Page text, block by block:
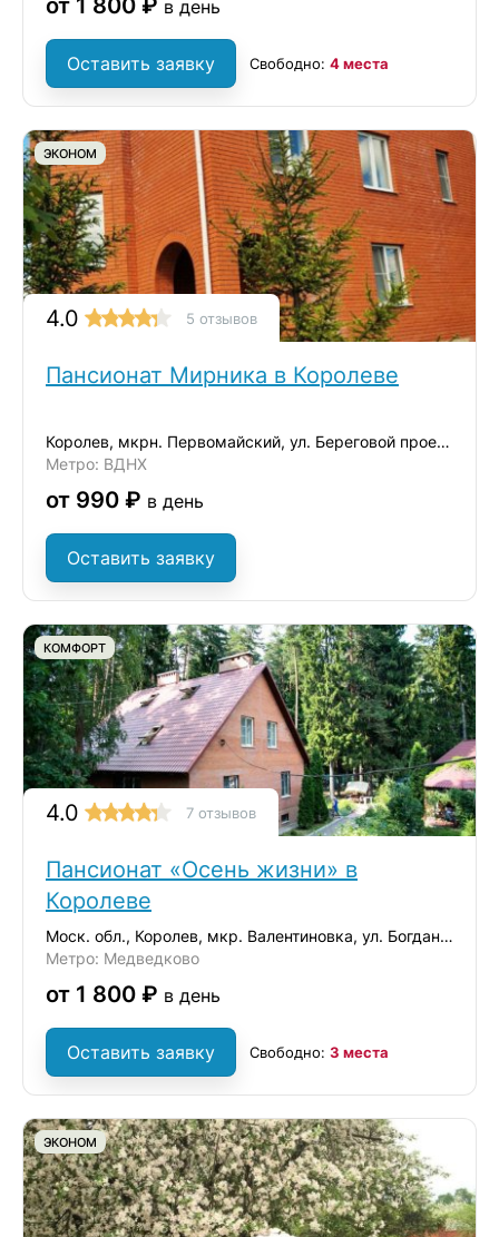
от 1 800 ₽ в день
Оставить заявку Свободно: 4 места
ЭКОНОМ
4.0 5 отзывов
Пансионат Мирника в Королеве
Королев, мкрн. Первомайский, ул. Береговой проезд, д.2
Метро: ВДНХ
от 990 ₽ в день
Оставить заявку
КОМФОРТ
4.0 7 отзывов
Пансионат «Осень жизни» в
Королеве
Моск. обл., Королев, мкр. Валентиновка, ул. Богдана Хмельницкого, 8/17
Метро: Медведково
от 1 800 ₽ в день
Оставить заявку Свободно: 3 места
ЭКОНОМ